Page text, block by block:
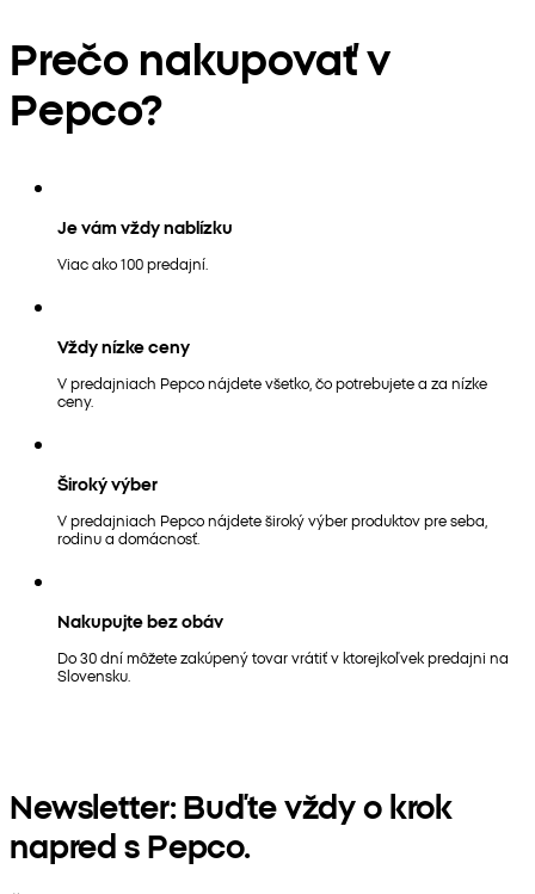
Prečo nakupovať v
Pepco?
Je vám vždy nablízku
Viac ako 100 predajní.
Vždy nízke ceny
V predajniach Pepco nájdete všetko, čo potrebujete a za nízke
ceny.
Široký výber
V predajniach Pepco nájdete široký výber produktov pre seba,
rodinu a domácnosť.
Nakupujte bez obáv
Do 30 dní môžete zakúpený tovar vrátiť v ktorejkoľvek predajni na
Slovensku.
Newsletter: Buďte vždy o krok
napred s Pepco.